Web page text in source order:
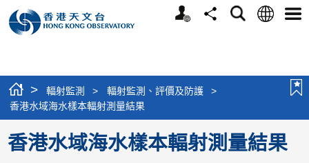
個
分
搜
語
選
> 輻射監測 > 輻射監測、評價及防護
>
香港水域海水樣本輻射測量結果
香港水域海水樣本輻射測量結果